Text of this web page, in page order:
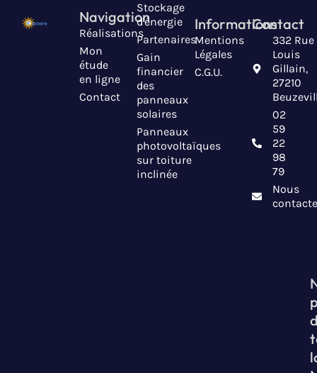
Navigation
Réalisations
Mon
étude
en ligne
Contact
Stockage
d'énergie
Partenaires
Gain
financier
des
panneaux
solaires
Panneaux
photovoltaïques
sur toiture
inclinée
Informations
Mentions
Légales
C.G.U.
Contact
332 Rue
Louis
Gillain,
27210
02
59
22
98
79
Nous